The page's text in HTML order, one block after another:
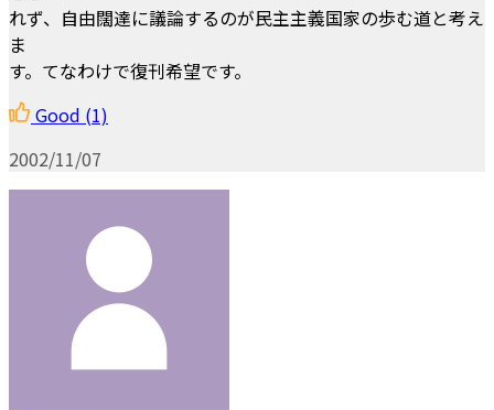
れず、自由闊達に議論するのが民主主義国家の歩む道と考え
ま
す。てなわけで復刊希望です。
Good (1)
2002/11/07